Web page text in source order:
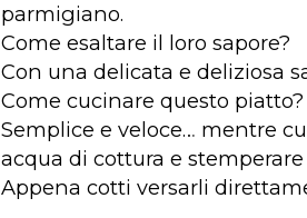
parmigiano.
Come esaltare il loro sapore?
Con una delicata e deliziosa
Come cucinare questo piatto?
Semplice e veloce… mentre
acqua di cottura e
Appena cotti versarli